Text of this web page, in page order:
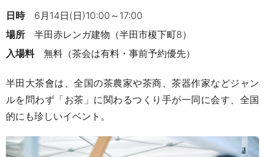
日時6月14日(日)10:00～17:00
場所 半田赤レンガ建物（半田市榎下町8）
入場料無料（茶会は有料・事前予約優先）
半田大茶會は、全国の茶農家や茶商、茶器作家などジャン
ルを問わず「お茶」に関わるつくり手が一同に会す、全国
的にも珍しいイベント 。